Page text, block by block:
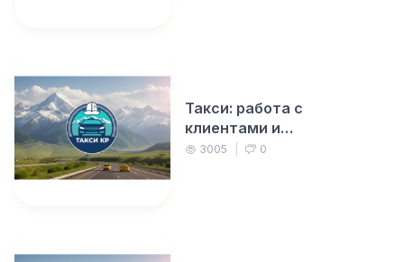
Такси: работа с
клиентами и
агрегаторами в 2026 году
3005 0